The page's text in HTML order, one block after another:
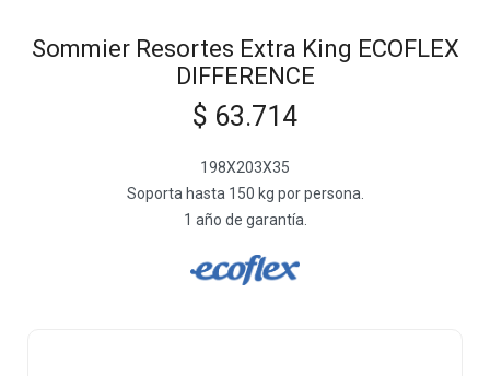
Sommier Resortes Extra King ECOFLEX
DIFFERENCE
$ 63.714
198X203X35
Soporta hasta 150 kg por persona.
1 año de garantía.